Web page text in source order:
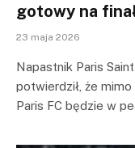
gotowy na
23 maja 2026
Napastnik Paris
potwierdził, że
Paris FC będzie w